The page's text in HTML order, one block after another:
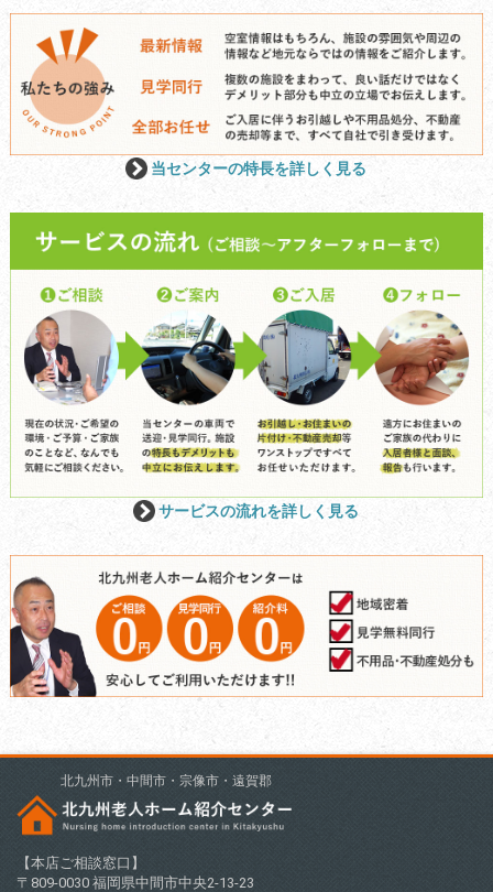
当センターの特長を詳しく見る
サービスの流れを詳しく見る
北九州市・中間市・宗像市・遠賀郡
【本店ご相談窓口】
〒809-0030 福岡県中間市中央2-13-23